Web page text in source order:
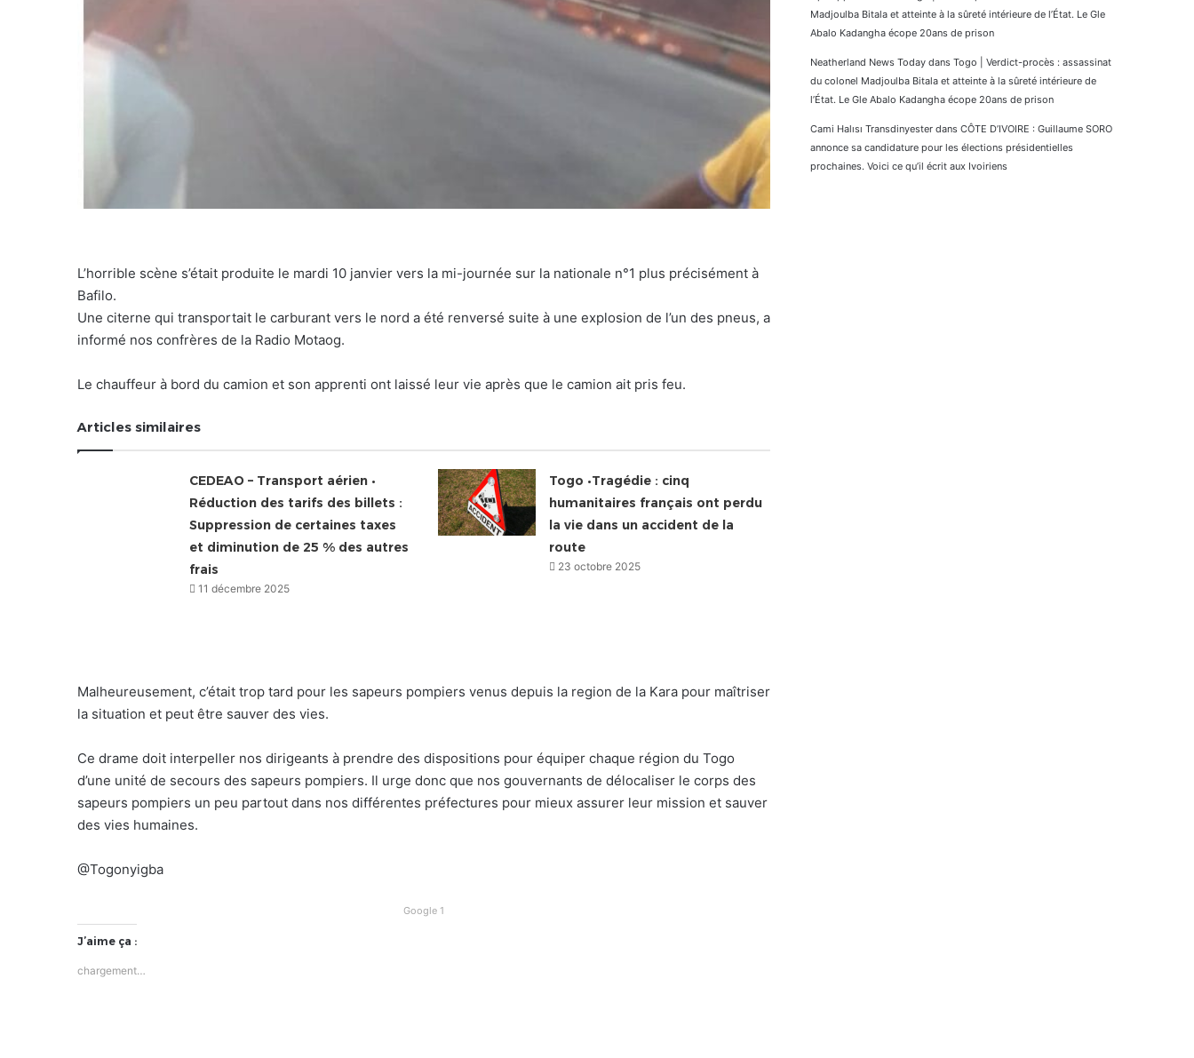
L’horrible scène s’était produite le mardi 10 janvier vers la mi-journée sur la nationale n°1 plus précisément à
Bafilo.
Une citerne qui transportait le carburant vers le nord a été renversé suite à une explosion de l’un des pneus, a
informé nos confrères de la Radio Motaog.
Le chauffeur à bord du camion et son apprenti ont laissé leur vie après que le camion ait pris feu.
Articles similaires
CEDEAO – Transport aérien •
Réduction des tarifs des billets :
Suppression de certaines taxes
et diminution de 25 % des autres
frais
11 décembre 2025
Togo •Tragédie : cinq
humanitaires français ont perdu
la vie dans un accident de la
route
23 octobre 2025
Malheureusement, c’était trop tard pour les sapeurs pompiers venus depuis la region de la Kara pour maîtriser
la situation et peut être sauver des vies.
Ce drame doit interpeller nos dirigeants à prendre des dispositions pour équiper chaque région du Togo
d’une unité de secours des sapeurs pompiers. Il urge donc que nos gouvernants de délocaliser le corps des
sapeurs pompiers un peu partout dans nos différentes préfectures pour mieux assurer leur mission et sauver
des vies humaines.
@Togonyigba
Google 1
J’aime ça :
chargement…
Madjoulba Bitala et atteinte à la sûreté intérieure de l’État. Le Gle
Abalo Kadangha écope 20ans de prison
Neatherland News Today dans Togo | Verdict-procès : assassinat
du colonel Madjoulba Bitala et atteinte à la sûreté intérieure de
l’État. Le Gle Abalo Kadangha écope 20ans de prison
Cami Halısı Transdinyester dans CÔTE D’IVOIRE : Guillaume SORO
annonce sa candidature pour les élections présidentielles
prochaines. Voici ce qu’il écrit aux Ivoiriens